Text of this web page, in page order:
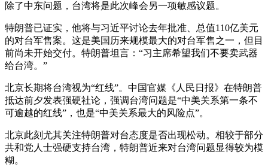
除了中东问题，台湾将是此次峰会另一项敏感议题。
特朗普已证实，他将与习近平讨论去年批准、总值110亿美元
的对台军售案。这是美国历来规模最大的对台军售之一，但目
前尚未开始交付。特朗普坦言：“习主席希望我们不要卖武器
给台湾。”
北京长期将台湾视为“红线”。中国官媒《人民日报》在特朗普
抵达前夕发表强硬社论，强调台湾问题是“中美关系第一条不
可逾越的红线”，也是“中美关系最大的风险点”。
北京此刻尤其关注特朗普对台态度是否出现松动。相较于部分
共和党人士强硬支持台湾，特朗普近来对台湾问题显得较为模
糊。